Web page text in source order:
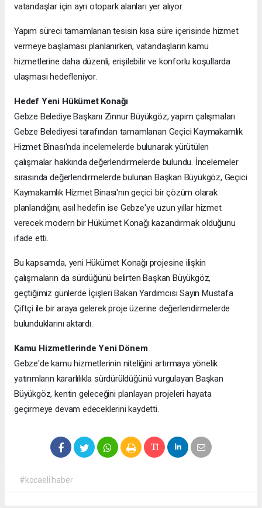
vatandaşlar için ayrı otopark alanları yer alıyor.
Yapım süreci tamamlanan tesisin kısa süre içerisinde hizmet
vermeye başlaması planlanırken, vatandaşların kamu
hizmetlerine daha düzenli, erişilebilir ve konforlu koşullarda
ulaşması hedefleniyor.
Hedef Yeni Hükümet Konağı
Gebze Belediye Başkanı Zinnur Büyükgöz, yapım çalışmaları
Gebze Belediyesi tarafından tamamlanan Geçici Kaymakamlık
Hizmet Binası'nda incelemelerde bulunarak yürütülen
çalışmalar hakkında değerlendirmelerde bulundu. İncelemeler
sırasında değerlendirmelerde bulunan Başkan Büyükgöz, Geçici
Kaymakamlık Hizmet Binası'nın geçici bir çözüm olarak
planlandığını, asıl hedefin ise Gebze'ye uzun yıllar hizmet
verecek modern bir Hükümet Konağı kazandırmak olduğunu
ifade etti.
Bu kapsamda, yeni Hükümet Konağı projesine ilişkin
çalışmaların da sürdüğünü belirten Başkan Büyükgöz,
geçtiğimiz günlerde İçişleri Bakan Yardımcısı Sayın Mustafa
Çiftçi ile bir araya gelerek proje üzerine değerlendirmelerde
bulunduklarını aktardı.
Kamu Hizmetlerinde Yeni Dönem
Gebze'de kamu hizmetlerinin niteliğini artırmaya yönelik
yatırımların kararlılıkla sürdürüldüğünü vurgulayan Başkan
Büyükgöz, kentin geleceğini planlayan projeleri hayata
geçirmeye devam edeceklerini kaydetti.
#kocaeli haber